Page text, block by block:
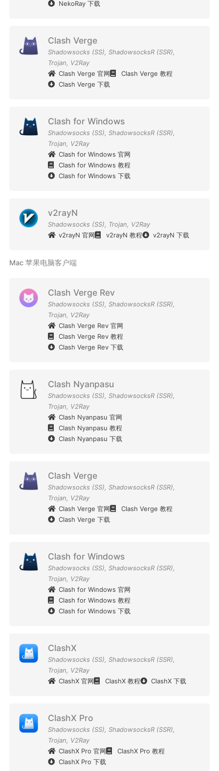
NekoRay 下载
Clash Verge
Shadowsocks (SS), ShadowsocksR (SSR),
Trojan, V2Ray
Clash Verge 官网
Clash Verge 教程
Clash Verge 下载
Clash for Windows
Shadowsocks (SS), ShadowsocksR (SSR),
Trojan, V2Ray
Clash for Windows 官网
Clash for Windows 教程
Clash for Windows 下载
v2rayN
Shadowsocks (SS), Trojan, V2Ray
v2rayN 官网
v2rayN 教程 v2rayN 下载
Mac 苹果电脑客户端
Clash Verge Rev
Shadowsocks (SS), ShadowsocksR (SSR),
Trojan, V2Ray
Clash Verge Rev 官网
Clash Verge Rev 教程
Clash Verge Rev 下载
Clash Nyanpasu
Shadowsocks (SS), ShadowsocksR (SSR),
Trojan, V2Ray
Clash Nyanpasu 官网
Clash Nyanpasu 教程
Clash Nyanpasu 下载
Clash Verge
Shadowsocks (SS), ShadowsocksR (SSR),
Trojan, V2Ray
Clash Verge 官网
Clash Verge 教程
Clash Verge 下载
Clash for Windows
Shadowsocks (SS), ShadowsocksR (SSR),
Trojan, V2Ray
Clash for Windows 官网
Clash for Windows 教程
Clash for Windows 下载
ClashX
Shadowsocks (SS), ShadowsocksR (SSR),
Trojan, V2Ray
ClashX 官网
ClashX 教程 ClashX 下载
ClashX Pro
Shadowsocks (SS), ShadowsocksR (SSR),
Trojan, V2Ray
ClashX Pro 官网
ClashX Pro 教程
ClashX Pro 下载